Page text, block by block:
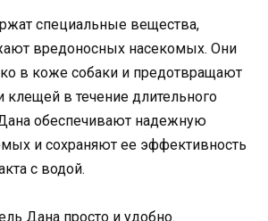
специальные вещества,
вредоносных насекомых. Они
в коже собаки и предотвращают
клещей в течение длительного
обеспечивают надежную
и сохраняют ее эффективность
с водой.
Дана просто и удобно.